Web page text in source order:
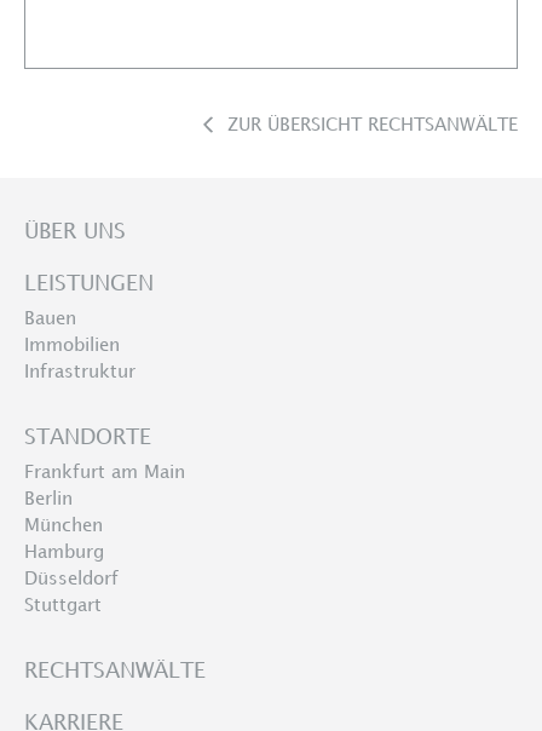
ZUR ÜBERSICHT RECHTSANWÄLTE
ÜBER UNS
LEISTUNGEN
Bauen
Immobilien
Infrastruktur
STANDORTE
Frankfurt am Main
Berlin
München
Hamburg
Düsseldorf
Stuttgart
RECHTSANWÄLTE
KARRIERE